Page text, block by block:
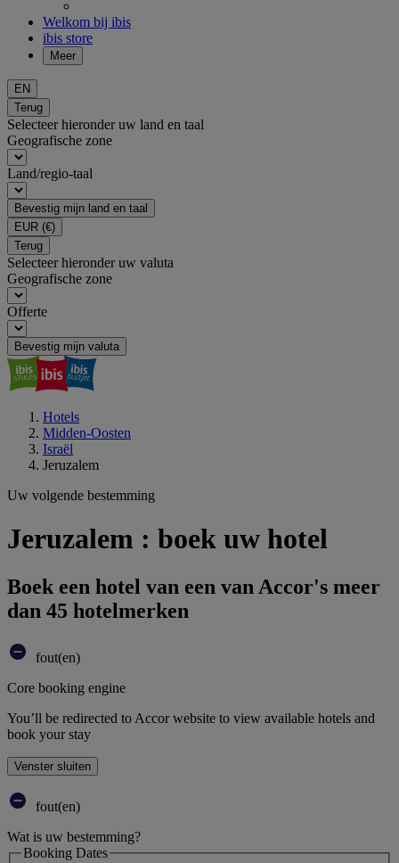
Welkom bij ibis
ibis store
Meer
EN
Terug
Selecteer hieronder uw land en taal
Geografische zone
Land/regio-taal
Bevestig mijn land en taal
EUR (€)
Terug
Selecteer hieronder uw valuta
Geografische zone
Offerte
Bevestig mijn valuta
Hotels
Midden-Oosten
Israël
Jeruzalem
Uw volgende bestemming
Jeruzalem : boek uw hotel
Boek een hotel van een van Accor's meer
dan 45 hotelmerken
fout(en)
Core booking engine
You’ll be redirected to Accor website to view available hotels and
book your stay
Venster sluiten
fout(en)
Wat is uw bestemming?
Booking Dates